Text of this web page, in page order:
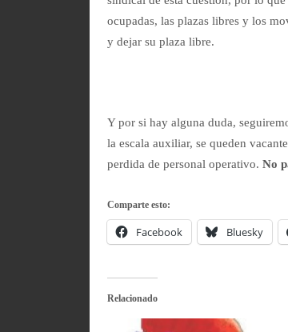
ocupadas, las plazas libres y los
y dejar su plaza libre.
Y por si hay alguna duda,
la escala auxiliar, se queden
perdida de personal operativo.No
Comparte esto:
Facebook Bluesky
Relacionado